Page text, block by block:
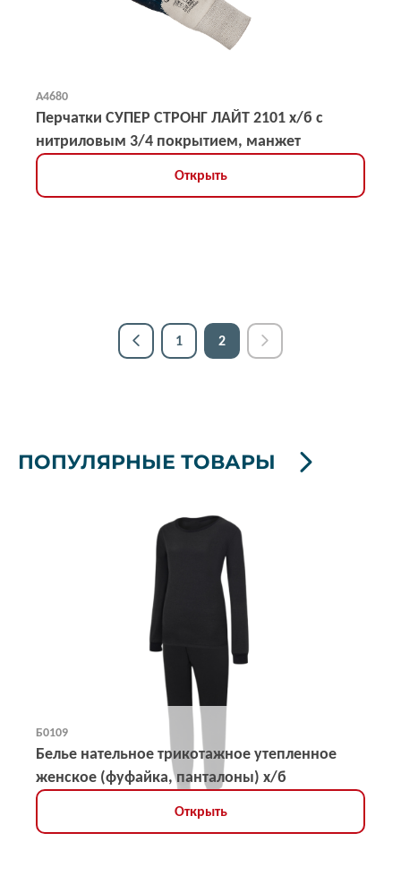
А4680
Перчатки СУПЕР СТРОНГ ЛАЙТ 2101 х/б с
нитриловым 3/4 покрытием, манжет
Открыть
1 2
ПОПУЛЯРНЫЕ ТОВАРЫ
Б0109
Белье нательное трикотажное утепленное
женское (фуфайка, панталоны) х/б
Открыть